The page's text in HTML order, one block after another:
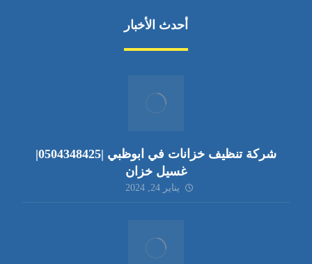
أحدث الأخبار
شركة تنظيف خزانات في ابوظبي |0504348425|
غسيل خزان
يناير 24, 2024